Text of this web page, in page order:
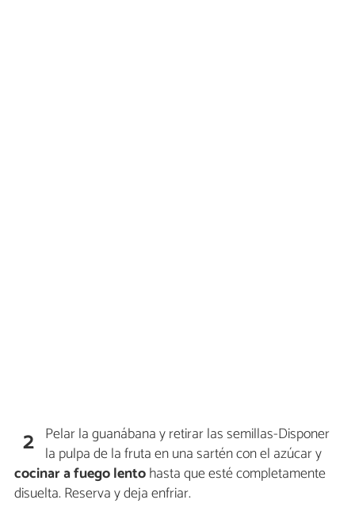
2 Pelar la guanábana y retirar las semillas-Disponer
la pulpa de la fruta en una sartén con el azúcar y
cocinar a fuego lentohasta que esté completamente
disuelta. Reserva y deja enfriar.